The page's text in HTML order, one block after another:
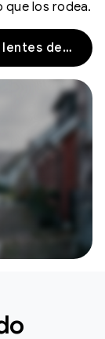
que los rodea.
Comienza a crear contenido para lentes de audio y lentes con pantalla